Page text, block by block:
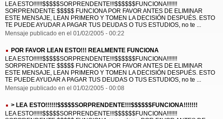
LEA ESTO!!!!!!$$$$$SORPRENDENTE!!!$$$$$$FUNCIONA!!!!!!!
SORPRENDENTE $$$$$ FUNCIONA POR FAVOR ANTES DE ELIMINAR
ESTE MENSAJE, LEAN PRIMERO Y TOMEN LA DECISIÓN DESPUÉS. ESTO
TE PUEDE AYUDAR A PAGAR TUS DEUDAS O TUS ESTUDIOS, no te ...
Mensaje publicado en el 01/02/2005 - 00:22
POR FAVOR LEAN ESTO!!! REALMENTE FUNCIONA
LEA ESTO!!!!!!$$$$$SORPRENDENTE!!!$$$$$$FUNCIONA!!!!!!!
SORPRENDENTE $$$$$ FUNCIONA POR FAVOR ANTES DE ELIMINAR
ESTE MENSAJE, LEAN PRIMERO Y TOMEN LA DECISIÓN DESPUÉS. ESTO
TE PUEDE AYUDAR A PAGAR TUS DEUDAS O TUS ESTUDIOS, no te ...
Mensaje publicado en el 01/02/2005 - 00:08
> LEA ESTO!!!!!!$$$$$SORPRENDENTE!!!$$$$$$FUNCIONA!!!!!!!
LEA ESTO!!!!!!$$$$$SORPRENDENTE!!!$$$$$$FUNCIONA!!!!!!!